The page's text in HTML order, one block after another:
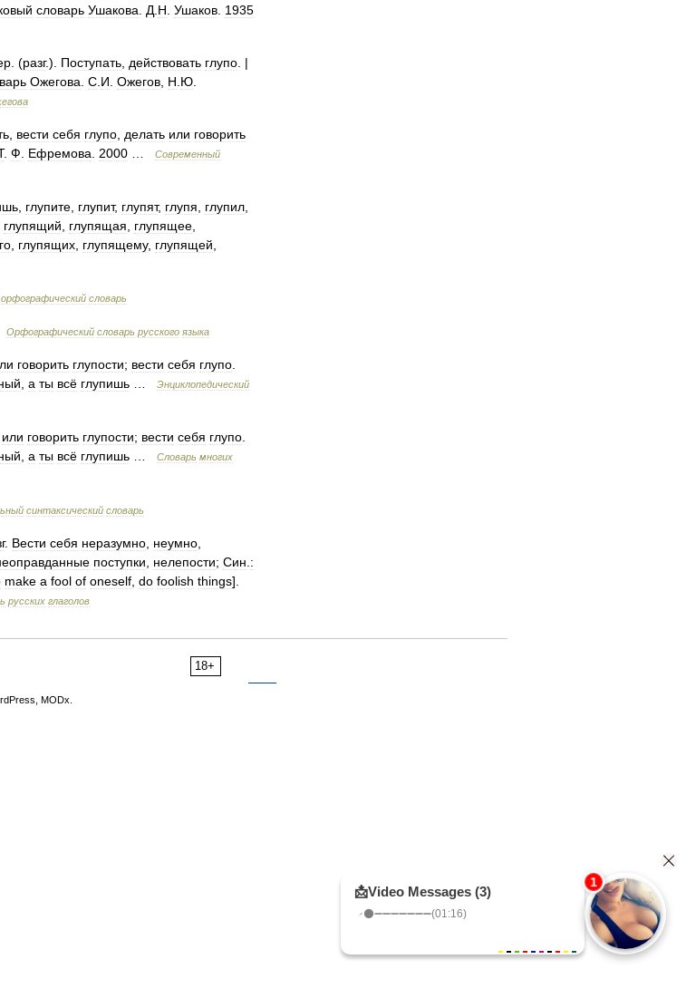
словарь Ушакова Д Н Ушаков 1935
. (разг.). Поступать действовать глупо . |
Ожегова С И Ожегов Н Ю
вести себя глупо делать или говорить
. Ф Ефремова 2000
Современный
глупите глупит, глупят, глупя глупил
глупящий глупящая глупящее
глупящих глупящему, глупящей
орфографический словарь
Орфографический словарь русского языка
говорить глупости; вести себя глупо
а ты всё глупишь
Энциклопедический
или говорить глупости; вести себя глупо
а ты всё глупишь Словарь многих
синтаксический словарь
. Вести себя неразумно неумно
поступки нелепости; Син :
make a fool of oneself do foolish things].
русских глаголов
18+
MODx.